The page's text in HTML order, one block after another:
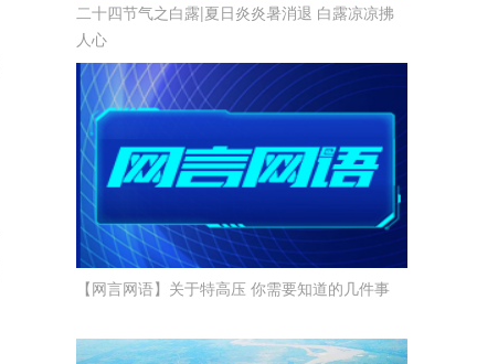
二十四节气之白露|夏日炎炎暑消退 白露凉凉拂
人心
【网言网语】关于特高压 你需要知道的几件事